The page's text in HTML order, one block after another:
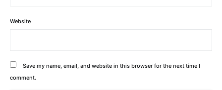
Website
Save my name, email, and website in this browser for the next time I
comment.